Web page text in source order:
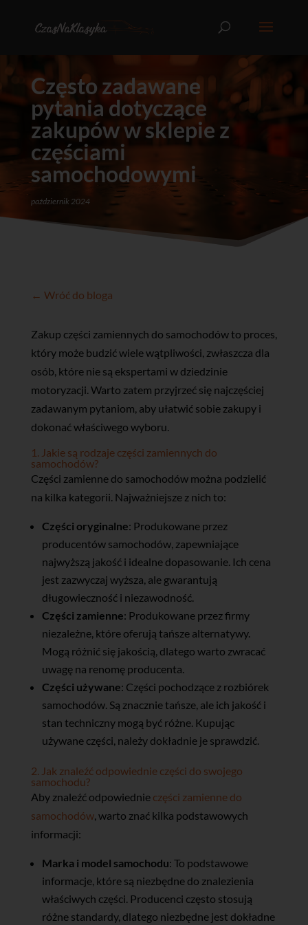
Często zadawane
pytania dotyczące
zakupów w sklepie z
częściami
samochodowymi
październik 2024
← Wróć do bloga
Zakup części zamiennych do samochodów to proces,
który może budzić wiele wątpliwości, zwłaszcza dla
osób, które nie są ekspertami w dziedzinie
motoryzacji. Warto zatem przyjrzeć się najczęściej
zadawanym pytaniom, aby ułatwić sobie zakupy i
dokonać właściwego wyboru.
1. Jakie są rodzaje części zamiennych do
samochodów?
Części zamienne do samochodów można podzielić
na kilka kategorii. Najważniejsze z nich to:
Części oryginalne: Produkowane przez
producentów samochodów, zapewniające
najwyższą jakość i idealne dopasowanie. Ich cena
jest zazwyczaj wyższa, ale gwarantują
długowieczność i niezawodność.
Części zamienne: Produkowane przez firmy
niezależne, które oferują tańsze alternatywy.
Mogą różnić się jakością, dlatego warto zwracać
uwagę na renomę producenta.
Części używane: Części pochodzące z rozbiórek
samochodów. Są znacznie tańsze, ale ich jakość i
stan techniczny mogą być różne. Kupując
używane części, należy dokładnie je sprawdzić.
2. Jak znaleźć odpowiednie części do swojego
samochodu?
Aby znaleźć odpowiednie części zamienne do
samochodów, warto znać kilka podstawowych
informacji:
Marka i model samochodu: To podstawowe
informacje, które są niezbędne do znalezienia
właściwych części. Producenci często stosują
różne standardy, dlatego niezbędne jest dokładne